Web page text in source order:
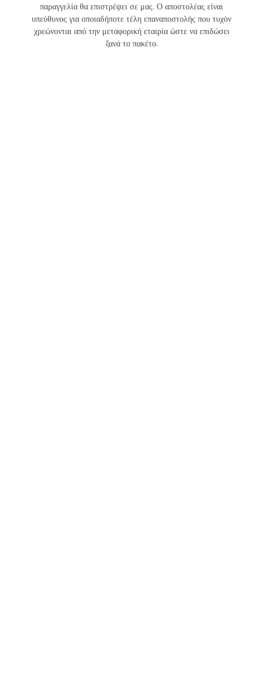
παραγγελία θα επιστρέψει σε μας. Ο αποστολέας είναι
υπεύθυνος για οποιαδήποτε τέλη επαναποστολής που τυχόν
χρεώνονται από την μεταφορική εταιρία ώστε να επιδώσει
ξανά το πακέτο.